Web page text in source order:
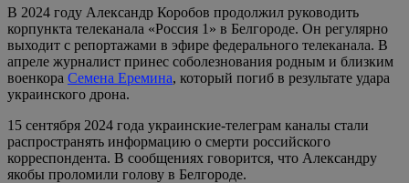
В 2024 году Александр Коробов продолжил руководить
корпункта телеканала «Россия 1» в Белгороде. Он регулярно
выходит с репортажами в эфире федерального телеканала. В
апреле журналист принес соболезнования родным и близким
военкора Семена Еремина, который погиб в результате удара
украинского дрона.
15 сентября 2024 года украинские-телеграм каналы стали
распространять информацию о смерти российского
корреспондента. В сообщениях говорится, что Александру
якобы проломили голову в Белгороде.